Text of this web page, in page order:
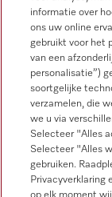
Disclaimer
Algemene
Privacybeleid
informatie over
ons uw online
gebruikt voor het
van een
personalisatie”)
soortgelijke
verzamelen, die
we u via
Selecteer "Alles
Selecteer "Alles
gebruiken.
Privacyverklaring